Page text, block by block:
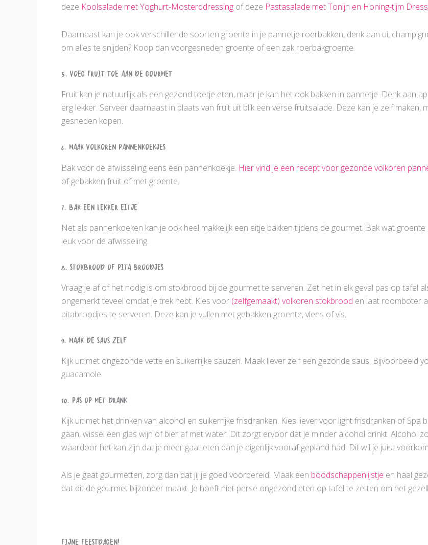
deze Koolsalade met Yoghurt-Mosterddressing of deze Pastasalade met Tonijn en Honing-tijm
Daarnaast kan je ook verschillende soorten groente in je pannetje roerbakken, denk aan ui,
om alles te snijden? Koop dan voorgesneden groente of een zak roerbakgroente.
5. Voeg fruit toe aan de gourmet
Fruit kan je natuurlijk als een gezond toetje eten, maar je kan het ook bakken in pannetje. Denk aan
erg lekker. Serveer daarnaast in plaats van fruit uit blik een verse fruitsalade. Deze kan je zelf
gesneden kopen.
6. Maak Volkoren Pannenkoekjes
Bak voor de afwisseling eens een pannenkoekje. Hier vind je een recept voor gezonde volkoren
of gebakken fruit of met groente.
7. Bak een lekker eitje
Net als pannenkoeken kan je ook heel makkelijk een eitje bakken tijdens de gourmet. Bak wat
leuk voor de afwisseling.
8. Stokbrood of pita broodjes
Vraag je af of het nodig is om stokbrood bij de gourmet te serveren. Zet het in elk geval pas op tafel
ongemerkt teveel omdat je trek hebt. Kies voor (zelfgemaakt) volkoren stokbrood en laat roomboter
pitabroodjes te serveren. Deze kan je vullen met gebakken groente, vlees of vis.
9. Maak de saus zelf
Kijk uit met ongezonde vette en suikerrijke sauzen. Maak liever zelf een gezonde saus. Bijvoorbeeld
guacamole.
10. Pas op met drank
Kijk uit met het drinken van alcohol en suikerrijke frisdranken. Kies liever voor light frisdranken of
gaan, wissel een glas wijn of bier af met water. Dit zorgt ervoor dat je minder alcohol drinkt. Alcohol
waardoor het kan zijn dat je meer gaat eten dan je eigenlijk vooraf gepland had. Dit wil je juist
Als je gaat gourmetten, zorg dan dat jij je goed voorbereid. Maak een boodschappenlijstje en haal
dat dit de gourmet bijzonder maakt. Je hoeft niet perse ongezond eten op tafel te zetten om het